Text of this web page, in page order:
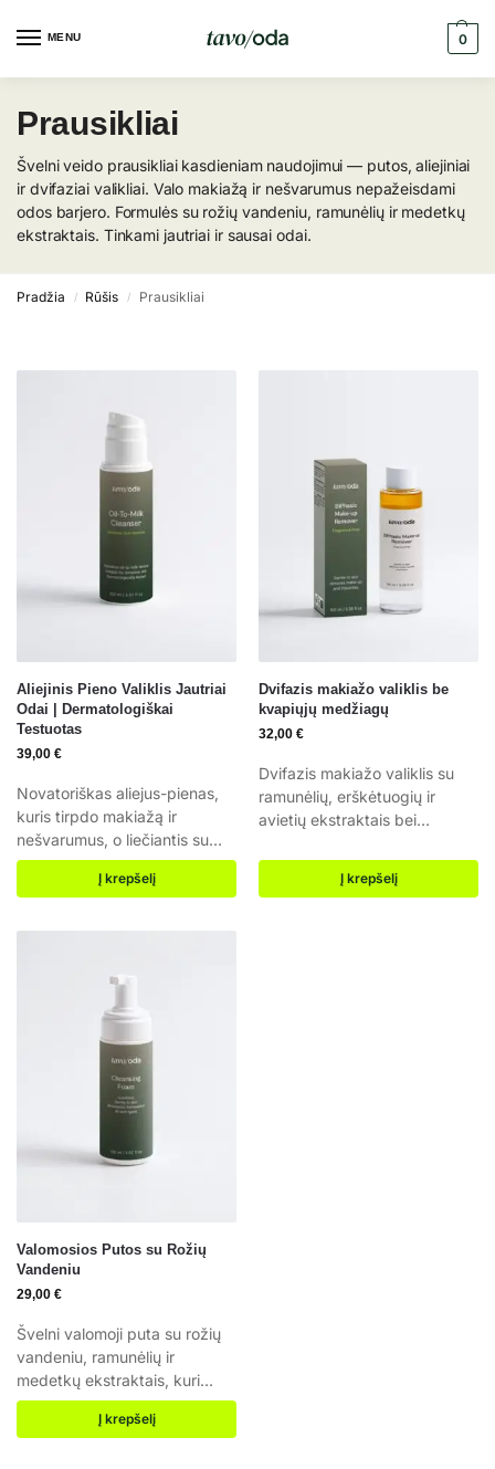
MENU 0
Prausikliai
Švelni veido prausikliai kasdieniam naudojimui — putos, aliejiniai
ir dvifaziai valikliai. Valo makiažą ir nešvarumus nepažeisdami
odos barjero. Formulės su rožių vandeniu, ramunėlių ir medetkų
ekstraktais. Tinkami jautriai ir sausai odai.
Pradžia / Rūšis / Prausikliai
Aliejinis Pieno Valiklis Jautriai
Odai | Dermatologiškai
Testuotas
39,00 €
Novatoriškas aliejus-pienas,
kuris tirpdo makiažą ir
nešvarumus, o liečiantis su
vandeniu pavirsta šilkiniu
pienu — neišsausina ir netinka
tekstūra Tinka jautriai odai
Į krepšelį
Dvifazis makiažo valiklis be
kvapiųjų medžiagų
32,00 €
Dvifazis makiažo valiklis su
ramunėlių, erškėtuogių ir
avietių ekstraktais bei
formulė be kvapiųjų
medžiagų, kuri valo, ramina ir
Į krepšelį
Valomosios Putos su Rožių
Vandeniu
29,00 €
Švelni valomoji puta su rožių
vandeniu, ramunėlių ir
medetkų ekstraktais, kuri
pašalina makiažą ir
nešvarumus nepažeisdama
Į krepšelį